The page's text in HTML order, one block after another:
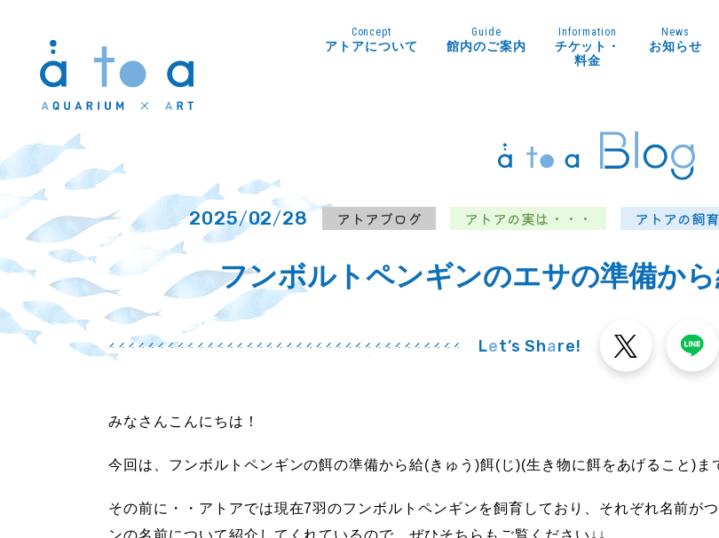
Concept
アトアについて
Guide
館内のご案内
Information
チケット・
料金
News
お知らせ
2025/02/28 アトアブログ アトアの実は・・・ アトアの飼
フンボルトペンギンのエサの準備か
Let’s Share!
みなさんこんにちは！
今回は、フンボルトペンギンの餌の準備から給(きゅう)餌(じ)(生き物に餌をあげること) ま
その前に・・アトアでは現在7羽のフンボルトペンギンを飼育しており、それぞれ名前が
ンの名前について紹介してくれているので、ぜひそちらもご覧ください↓↓